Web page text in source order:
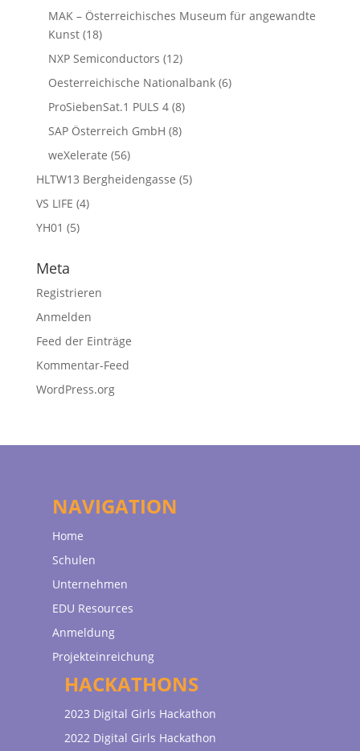
MAK – Österreichisches Museum für angewandte
Kunst(18)
NXP Semiconductors (12)
Oesterreichische Nationalbank(6)
ProSiebenSat.1 PULS 4(8)
SAP Österreich GmbH (8)
weXelerate (56)
HLTW13 Bergheidengasse (5)
VS LIFE (4)
YH01 (5)
Meta
Registrieren
Anmelden
Feed der Einträge
Kommentar-Feed
WordPress.org
NAVIGATION
Home
Schulen
Unternehmen
EDU Resources
Anmeldung
Projekteinreichung
HACKATHONS
2023 Digital Girls Hackathon
2022 Digital Girls Hackathon